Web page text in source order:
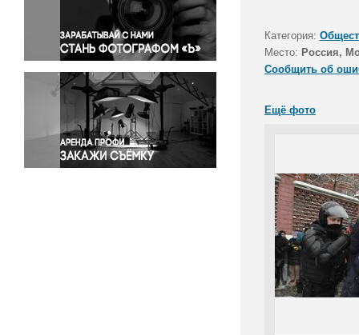
Правосудие
Происшествия и конфликты
Религия
Светская жизнь
Спорт
Экология
Экономика и бизнес
Категория:
Место: Россия,
Сообщить об
Ещё фото